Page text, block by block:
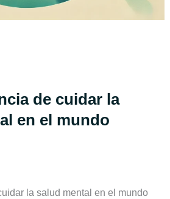
de cuidar la
en el mundo
la salud mental en el mundo